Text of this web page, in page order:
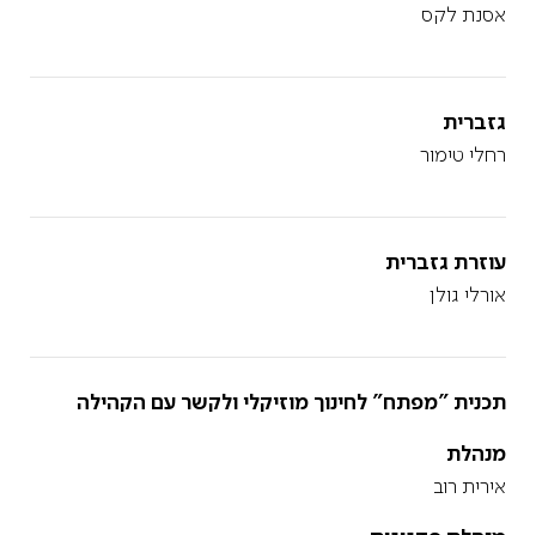
אסנת לקס
גזברית
רחלי טימור
עוזרת גזברית
אורלי גולן
תכנית "מפתח" לחינוך מוזיקלי ולקשר עם הקהילה
מנהלת
אירית רוב